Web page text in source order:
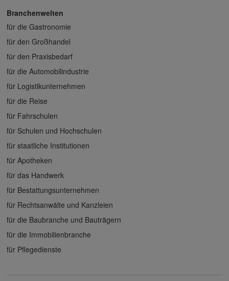
Branchenwelten
für die Gastronomie
für den Großhandel
für den Praxisbedarf
für die Automobilindustrie
für Logistikunternehmen
für die Reise
für Fahrschulen
für Schulen und Hochschulen
für staatliche Institutionen
für Apotheken
für das Handwerk
für Bestattungsunternehmen
für Rechtsanwälte und Kanzleien
für die Baubranche und Bauträgern
für die Immobilienbranche
für Pflegedienste